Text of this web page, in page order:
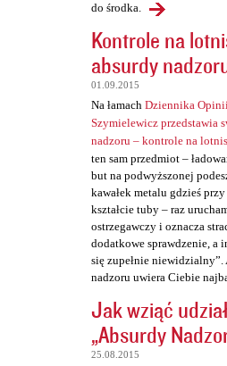
do środka.
Kontrole na
absurdy
01.09.2015
Na łamach Dziennika
Szymielewicz przedstawia
nadzoru – kontrole na
ten sam przedmiot –
but na podwyższonej
kawałek metalu gdzieś
kształcie tuby – raz
ostrzegawczy i oznacza
dodatkowe sprawdzenie, a
się zupełnie niewidzialny”.
nadzoru uwiera Ciebie
Jak wziąć
„Absurdy
25.08.2015